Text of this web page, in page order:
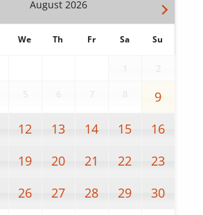
August 2026
We Th Fr Sa Su
2
5 6 7 8
9
12 13 14 15
16
19 20 21 22
23
26 27 28 29
30